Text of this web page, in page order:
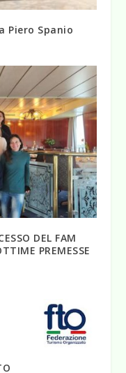
Piero Spanio
DEL FAM
PREMESSE